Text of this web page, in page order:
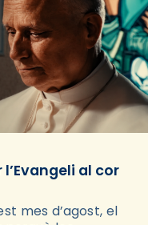
al cor
mes d’agost, el